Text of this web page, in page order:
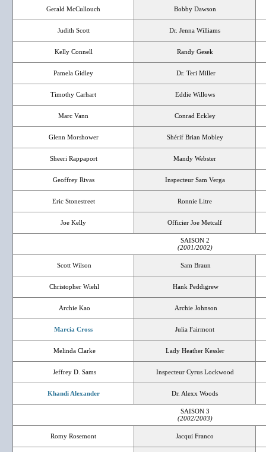
Gerald McCullouch Bobby Dawson
Judith Scott Dr. Jenna Williams
Kelly Connell Randy Gesek
Pamela Gidley Dr. Teri Miller
Timothy Carhart Eddie Willows
Marc Vann Conrad Eckley
Glenn Morshower Shérif Brian Mobley
Sheeri Rappaport Mandy Webster
Geoffrey Rivas Inspecteur Sam Verga
Eric Stonestreet Ronnie Litre
Joe Kelly Officier Joe Metcalf
SAISON 2
(2001/2002)
Scott Wilson Sam Braun
Christopher Wiehl Hank Peddigrew
Archie Kao Archie Johnson
Marcia Cross Julia Fairmont
Melinda Clarke Lady Heather Kessler
Jeffrey D. Sams Inspecteur Cyrus Lockwood
Khandi Alexander Dr. Alexx Woods
SAISON 3
(2002/2003)
Romy Rosemont Jacqui Franco